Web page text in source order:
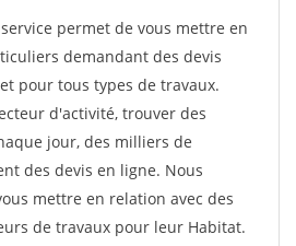
permet de vous mettre en
demandant des devis
pour tous types de travaux.
d'activité, trouver des
jour, des milliers de
des devis en ligne. Nous
mettre en relation avec des
de travaux pour leur Habitat.